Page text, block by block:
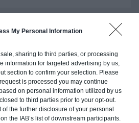
My Personal Information
sharing to third parties, or processing
information for targeted advertising by us,
section to confirm your selection. Please
is processed you may continue
on personal information utilized by us
to third parties prior to your opt-out.
the further disclosure of your personal
the IAB’s list of downstream participants.
pour : Fondations et normes
en ossature bois isolé.
gamme. Le prix "clé en main"
et le second oeuvre (cuisine,
mais exclut piscine, jardin et
clôture.